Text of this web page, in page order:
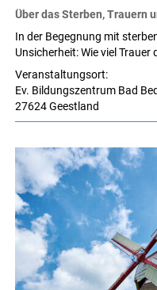
Veranstaltungsort:
Ev. Bildungszentrum Bad
27624 Geestland
Über das Sterben, Trauern
In der Begegnung mit
Unsicherheit: Wie viel